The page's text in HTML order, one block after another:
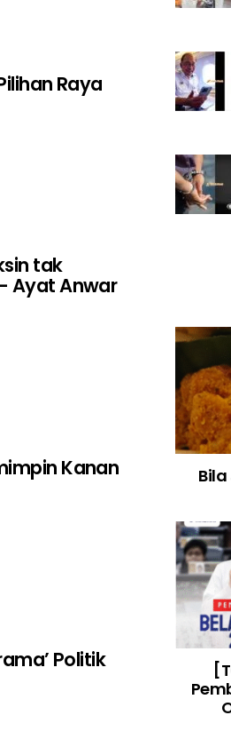
Raya
tak
Ayat Anwar
Kanan
Politik